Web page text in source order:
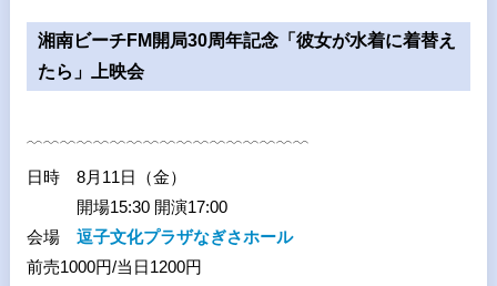
湘南ビーチFM開局30周年記念「彼女が水着に着替え
たら」上映会
﹋﹋﹋﹋﹋﹋﹋﹋﹋﹋﹋﹋﹋﹋﹋﹋﹋
日時 8月11日（金）
開場15:30 開演17:00
会場 逗子文化プラザなぎさホール
前売1000円/当日1200円